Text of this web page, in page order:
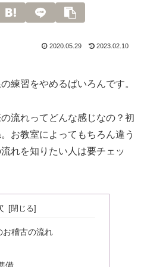
2020.05.29 2023.02.10
練習をやめるばいろんです。
流れってどんな感じなの？初
お教室によってもちろん違う
れを知りたい人は要チェッ
お稽古の流れ